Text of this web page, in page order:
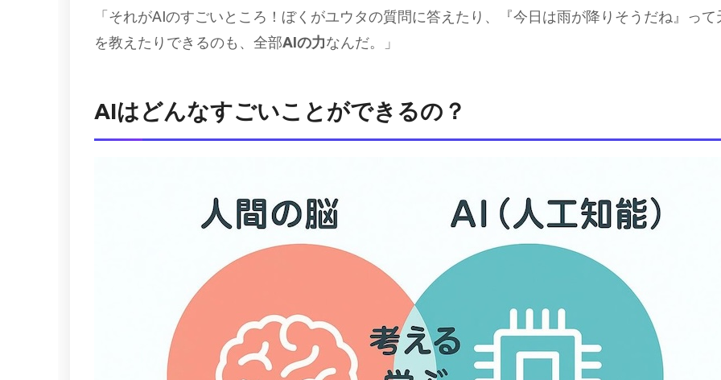
「それがAIのすごいところ！ぼくがユウタの質問に答えたり、『今日は雨が降りそうだね』って
を教えたりできるのも、全部AIの力なんだ。」
AIはどんなすごいことができるの？